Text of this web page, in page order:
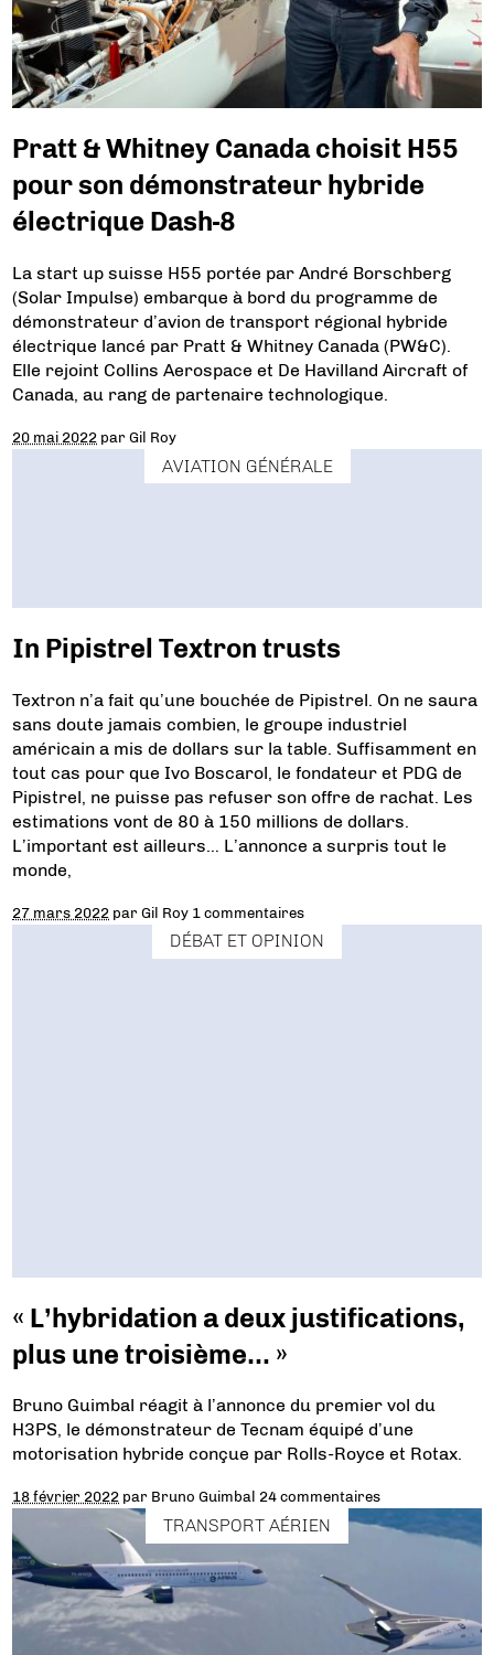
Pratt & Whitney Canada choisit H55
pour son démonstrateur hybride
électrique Dash-8
La start up suisse H55 portée par André Borschberg
(Solar Impulse) embarque à bord du programme de
démonstrateur d’avion de transport régional hybride
électrique lancé par Pratt & Whitney Canada (PW&C).
Elle rejoint Collins Aerospace et De Havilland Aircraft of
Canada, au rang de partenaire technologique.
20 mai 2022 parGil Roy
AVIATION GÉNÉRALE
In Pipistrel Textron trusts
Textron n’a fait qu’une bouchée de Pipistrel. On ne saura
sans doute jamais combien, le groupe industriel
américain a mis de dollars sur la table. Suffisamment en
tout cas pour que Ivo Boscarol, le fondateur et PDG de
Pipistrel, ne puisse pas refuser son offre de rachat. Les
estimations vont de 80 à 150 millions de dollars.
L’important est ailleurs… L’annonce a surpris tout le
monde,
27 mars 2022 parGil Roy 1 commentaires
DÉBAT ET OPINION
« L’hybridation a deux justifications,
plus une troisième… »
Bruno Guimbal réagit à l’annonce du premier vol du
H3PS, le démonstrateur de Tecnam équipé d’une
motorisation hybride conçue par Rolls-Royce et Rotax.
18 février 2022 par Bruno Guimbal 24 commentaires
TRANSPORT AÉRIEN